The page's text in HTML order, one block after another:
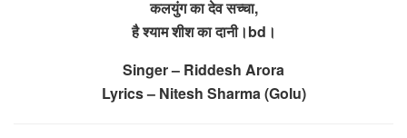
कलयुंग का देव सच्चा,
है श्याम शीश का दानी।bd।
Singer – Riddesh Arora
Lyrics – Nitesh Sharma (Golu)